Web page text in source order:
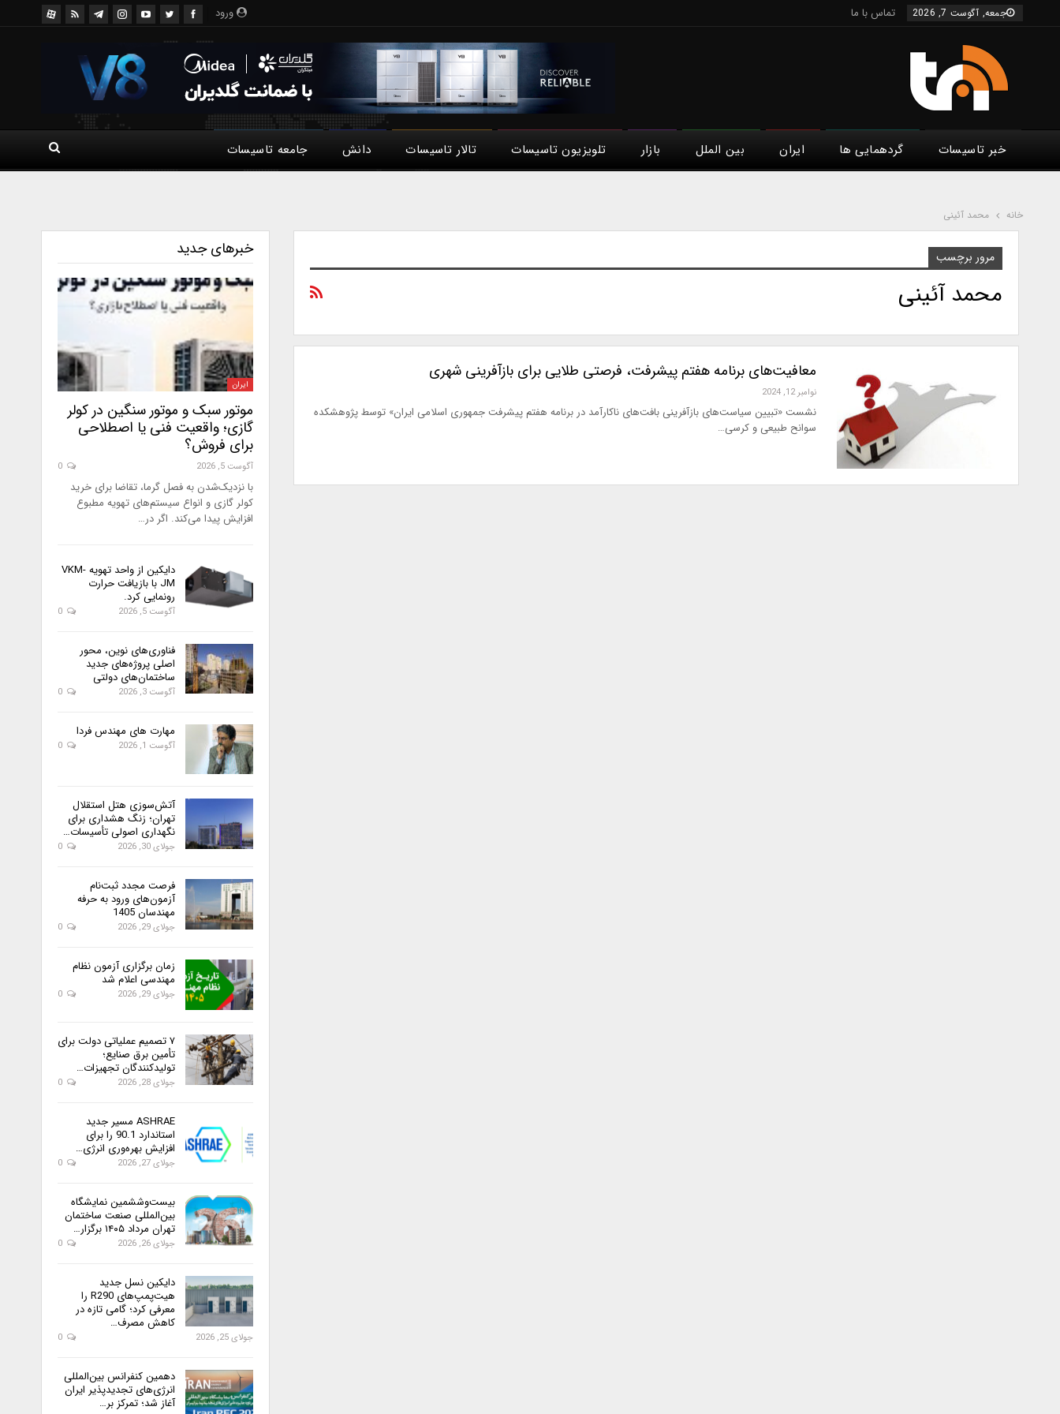
ورود جمعه, آگوست 7, 2026 تماس با ما
خبر تاسیسات گردهمایی ها ایران بین الملل بازار تلویزیون تاسیسات تالار تاسیسات دانش جامعه تاسیسات
خانه محمد آئینی
مرور برچسب
محمد آئینی
معافیت‌های برنامه هفتم پیشرفت، فرصتی طلایی برای بازآفرینی شهری
نوامبر 12, 2024
نشست «تبیین سیاست‌های بازآفرینی بافت‌های ناکارآمد در برنامه هفتم پیشرفت جمهوری اسلامی ایران» توسط پژوهشکده
سوانح طبیعی و کرسی…
خبرهای جدید
ایران
موتور سبک و موتور سنگین در کولر
گازی؛ واقعیت فنی یا اصطلاحی
برای فروش؟
آگوست 5, 2026
با نزدیک‌شدن به فصل گرما، تقاضا برای خرید
کولر گازی و انواع سیستم‌های تهویه مطبوع
افزایش پیدا می‌کند. اگر در…
دایکین از واحد تهویه VKM-
JM با بازیافت حرارت
رونمایی کرد.
آگوست 5, 2026
فناوری‌های نوین، محور
اصلی پروژه‌های جدید
ساختمان‌های دولتی
آگوست 3, 2026
مهارت های مهندس فردا
آگوست 1, 2026
آتش‌سوزی هتل استقلال
تهران؛ زنگ هشداری برای
نگهداری اصولی تأسیسات…
جولای 30, 2026
فرصت مجدد ثبت‌نام
آزمون‌های ورود به حرفه
مهندسان 1405
جولای 29, 2026
زمان برگزاری آزمون نظام
مهندسی اعلام شد
جولای 29, 2026
۷ تصمیم عملیاتی دولت برای
تأمین برق صنایع؛
تولیدکنندگان تجهیزات…
جولای 28, 2026
ASHRAE مسیر جدید
استاندارد 90.1 را برای
افزایش بهره‌وری انرژی…
جولای 27, 2026
بیست‌وششمین نمایشگاه
بین‌المللی صنعت ساختمان
تهران مرداد ۱۴۰۵ برگزار…
جولای 26, 2026
دایکین نسل جدید
هیت‌پمپ‌های R290 را
معرفی کرد؛ گامی تازه در
کاهش مصرف…
جولای 25, 2026
دهمین کنفرانس بین‌المللی
انرژی‌های تجدیدپذیر ایران
آغاز شد؛ تمرکز بر…